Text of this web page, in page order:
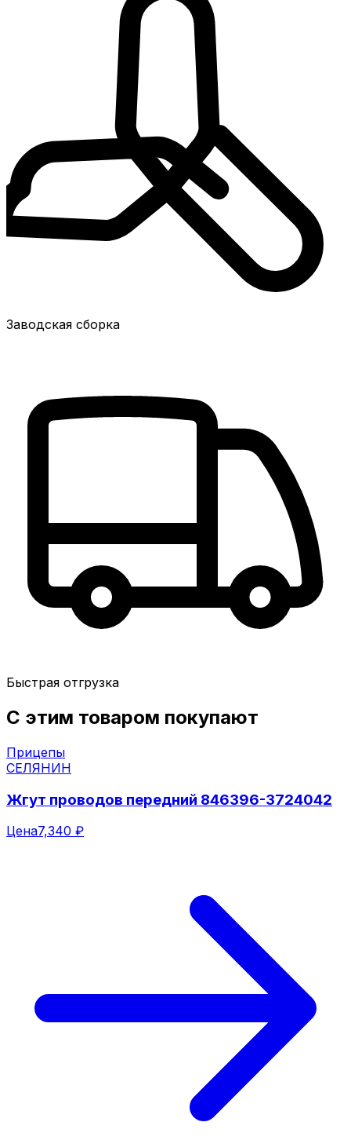
Заводская сборка
Быстрая отгрузка
С этим товаром покупают
Прицепы
СЕЛЯНИН
Жгут проводов передний 846396-3724042
Цена7,340 ₽